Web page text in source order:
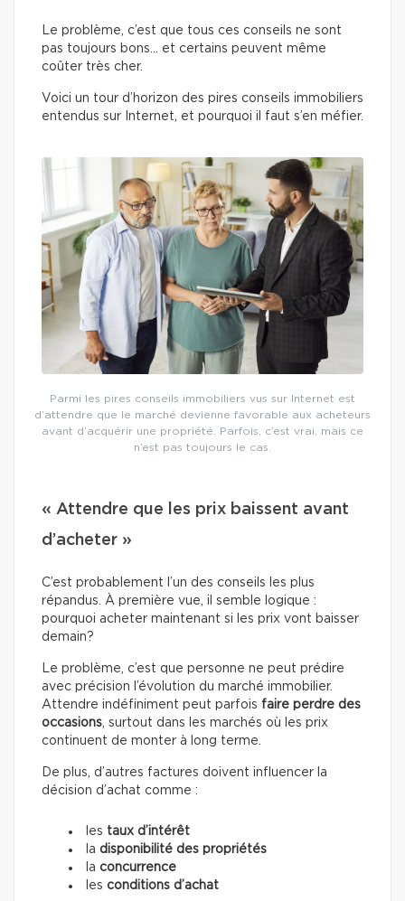
Le problème, c’est que tous ces conseils ne sont
pas toujours bons… et certains peuvent même
coûter très cher.
Voici un tour d’horizon des pires conseils immobiliers
entendus sur Internet, et pourquoi il faut s’en méfier.
Parmi les pires conseils immobiliers vus sur Internet est
d’attendre que le marché devienne favorable aux acheteurs
avant d’acquérir une propriété. Parfois, c’est vrai, mais ce
n’est pas toujours le cas.
« Attendre que les prix baissent avant
d’acheter »
C’est probablement l’un des conseils les plus
répandus. À première vue, il semble logique :
pourquoi acheter maintenant si les prix vont baisser
demain?
Le problème, c’est que personne ne peut prédire
avec précision l’évolution du marché immobilier.
Attendre indéfiniment peut parfois faire perdre des
occasions , surtout dans les marchés où les prix
continuent de monter à long terme.
De plus, d’autres factures doivent influencer la
décision d’achat comme :
les taux d’intérêt
la disponibilité des propriétés
la concurrence
les conditions d’achat